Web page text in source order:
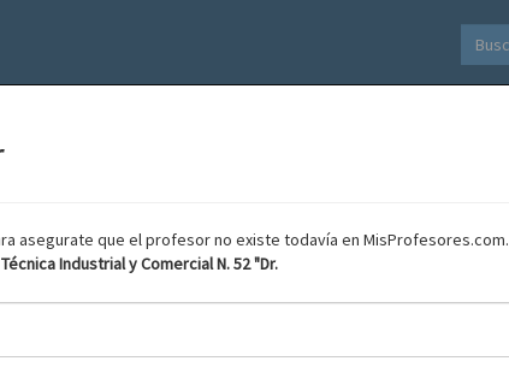
asegurate que el profesor no existe todavía en MisProfesores.com.
Industrial y Comercial N. 52 "Dr.